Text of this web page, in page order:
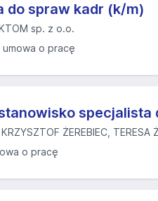
do spraw kadr (k/m)
sp. z o.o.
umowa o pracę
specjalista
ŻEREBIEC, TERESA
o pracę